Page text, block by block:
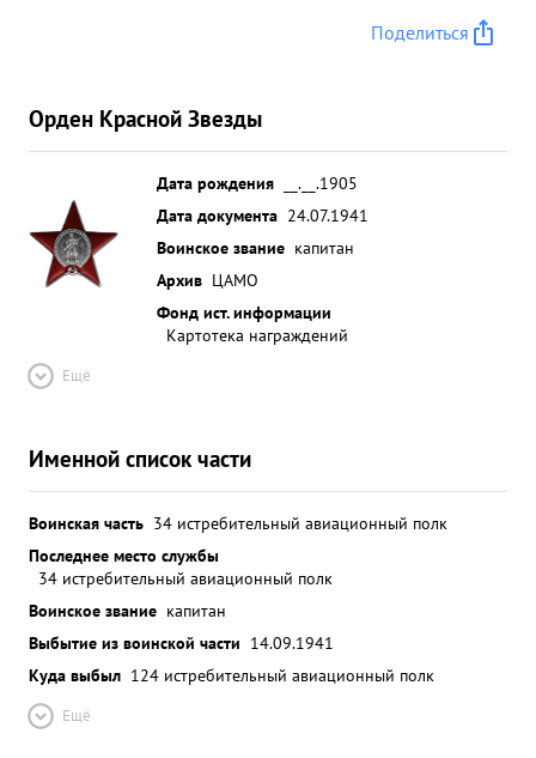
Поделиться
Орден Красной Звезды
Дата рождения
__.__.1905
Дата документа 24.07.1941
Воинское звание капитан
Архив ЦАМО
Фонд ист. информации
Картотека награждений
Ещё
Именной список части
Воинская часть 34 истребительный авиационный полк
Последнее место службы
34 истребительный авиационный полк
Воинское звание капитан
Выбытие из воинской части 14.09.1941
Куда выбыл 124 истребительный авиационный полк
Ещё